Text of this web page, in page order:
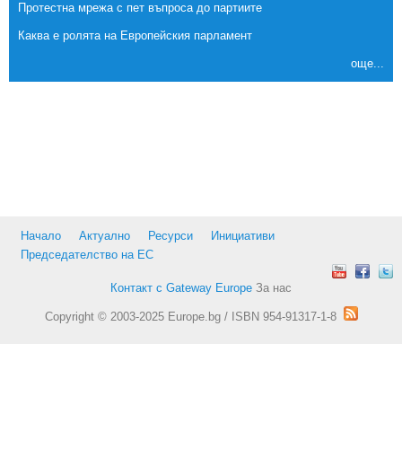
Протестна мрежа с пет въпроса до партиите
Каква е ролята на Европейския парламент
още...
Начало Актуално Ресурси
Инициативи
Председателство на ЕС
Контакт с Gateway Europe За нас
Copyright © 2003-2025 Europe.bg / ISBN 954-91317-1-8